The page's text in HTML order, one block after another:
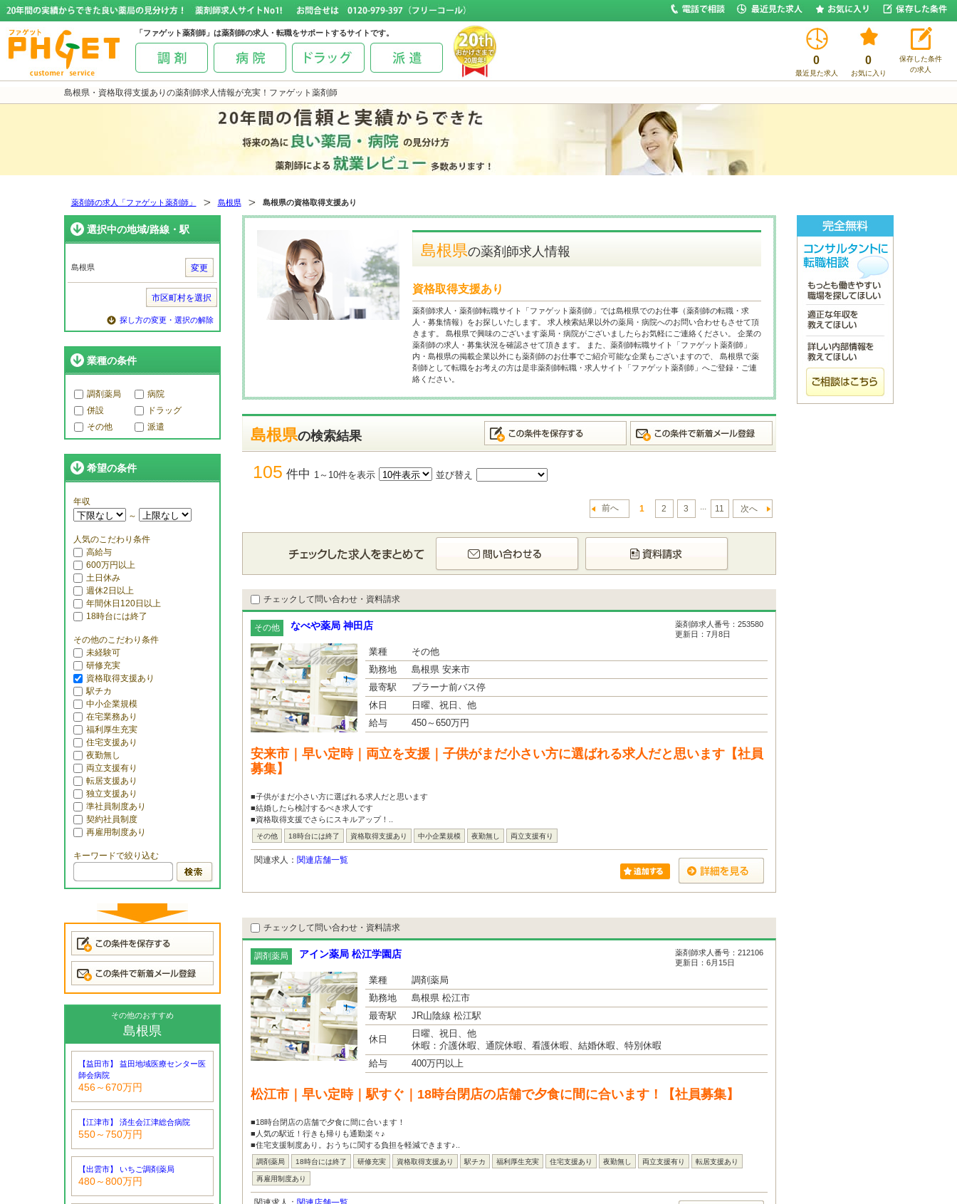
島根県・資格取得支援ありの薬剤師求人情報が充実！ファゲット薬剤師
「ファゲット薬剤師」は薬剤師の求人・転職をサポートするサイトです。
0
最近見た求人
0
お気に入り
保存した条件
の求人
薬剤師の求人「ファゲット薬剤師」 島根県 島根県の資格取得支援あり
選択中の地域/路線・駅
島根県 変更
市区町村を選択
探し方の変更・選択の解除
業種の条件
調剤薬局
病院
併設
ドラッグ
その他
派遣
希望の条件
年収
～
人気のこだわり条件
高給与
600万円以上
土日休み
週休2日以上
年間休日120日以上
18時台には終了
その他のこだわり条件
未経験可
研修充実
資格取得支援あり
駅チカ
中小企業規模
在宅業務あり
福利厚生充実
住宅支援あり
夜勤無し
両立支援有り
転居支援あり
独立支援あり
準社員制度あり
契約社員制度
再雇用制度あり
キーワードで絞り込む
その他のおすすめ
島根県
【益田市】 益田地域医療センター医
師会病院
456～670万円
【江津市】 済生会江津総合病院
550～750万円
【出雲市】 いちご調剤薬局
480～800万円
島根県の薬剤師求人情報
資格取得支援あり
薬剤師求人・薬剤師転職サイト「ファゲット薬剤師」では島根県でのお仕事（薬剤師の転職・求
人・募集情報）をお探しいたします。 求人検索結果以外の薬局・病院へのお問い合わせもさせて頂
きます。 島根県で興味のございます薬局・病院がございましたらお気軽にご連絡ください。 企業の
薬剤師の求人・募集状況を確認させて頂きます。 また、薬剤師転職サイト「ファゲット薬剤師」
内・島根県の掲載企業以外にも薬剤師のお仕事でご紹介可能な企業もございますので、 島根県で薬
剤師として転職をお考えの方は是非薬剤師転職・求人サイト「ファゲット薬剤師」へご登録・ご連
絡ください。
島根県の検索結果
105 件中 1～10件を表示 並び替え
前へ 1 2 3 ... 11 次へ
チェックして問い合わせ・資料請求
その他 なべや薬局 神田店
薬剤師求人番号：253580
更新日：7月8日
業種
その他
勤務地
島根県 安来市
最寄駅
プラーナ前バス停
休日
日曜、祝日、他
給与
450～650万円
安来市｜早い定時｜両立を支援｜子供がまだ小さい方に選ばれる求人だと思います【社員
募集】
■子供がまだ小さい方に選ばれる求人だと思います
■結婚したら検討するべき求人です
■資格取得支援でさらにスキルアップ！..
その他 18時台には終了 資格取得支援あり 中小企業規模 夜勤無し 両立支援有り
関連求人： 関連店舗一覧
チェックして問い合わせ・資料請求
調剤薬局 アイン薬局 松江学園店
薬剤師求人番号：212106
更新日：6月15日
業種
調剤薬局
勤務地
島根県 松江市
最寄駅
JR山陰線 松江駅
休日
日曜、祝日、他
休暇：介護休暇、通院休暇、看護休暇、結婚休暇、特別休暇
給与
400万円以上
松江市｜早い定時｜駅すぐ｜18時台閉店の店舗で夕食に間に合います！【社員募集】
■18時台閉店の店舗で夕食に間に合います！
■人気の駅近！行きも帰りも通勤楽々♪
■住宅支援制度あり。おうちに関する負担を軽減できます♪..
調剤薬局 18時台には終了 研修充実 資格取得支援あり 駅チカ 福利厚生充実 住宅支援あり 夜勤無し 両立支援有り 転居支援あり
再雇用制度あり